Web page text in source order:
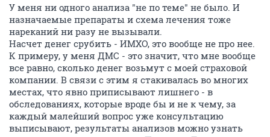
У меня ни одного анализа "не по теме" не было. И
назначаемые препараты и схема лечения тоже
нареканий ни разу не вызывали.
Насчет денег срубить - ИМХО, это вообще не про нее.
К примеру, у меня ДМС - это значит, что мне вообще
все равно, сколько денег возьмут с моей страховой
компании. В связи с этим я стакивалась во многих
местах, что явно приписывают лишнего - в
обследованиях, которые вроде бы и не к чему, за
каждый малейший вопрос уже консультацию
выписывают, результаты анализов можно узнать